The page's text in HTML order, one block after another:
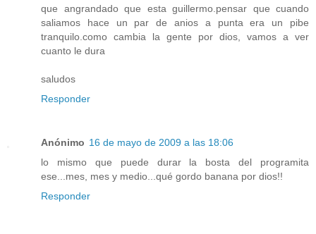
que angrandado que esta guillermo.pensar que cuando
saliamos hace un par de anios a punta era un pibe
tranquilo.como cambia la gente por dios, vamos a ver
cuanto le dura
saludos
Responder
Anónimo 16 de mayo de 2009 a las 18:06
lo mismo que puede durar la bosta del programita
ese...mes, mes y medio...qué gordo banana por dios!!
Responder